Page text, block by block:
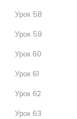
Урок 58
Урок 59
Урок 60
Урок 61
Урок 62
Урок 63